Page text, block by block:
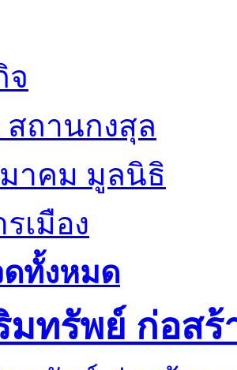
จ
ถานกงสุล
าคม มูลนิธิ
เมือง
ทั้งหมด
มทรัพย์ ก่อส